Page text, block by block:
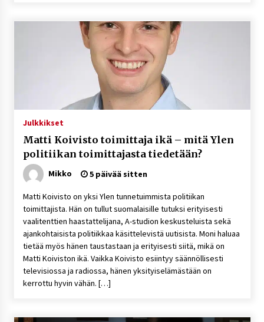
Julkkikset
Matti Koivisto toimittaja ikä – mitä Ylen
politiikan toimittajasta tiedetään?
Mikko 5 päivää sitten
Matti Koivisto on yksi Ylen tunnetuimmista politiikan
toimittajista. Hän on tullut suomalaisille tutuksi erityisesti
vaalitenttien haastattelijana, A-studion keskusteluista sekä
ajankohtaisista politiikkaa käsittelevistä uutisista. Moni haluaa
tietää myös hänen taustastaan ja erityisesti siitä, mikä on
Matti Koiviston ikä. Vaikka Koivisto esiintyy säännöllisesti
televisiossa ja radiossa, hänen yksityiselämästään on
kerrottu hyvin vähän. […]